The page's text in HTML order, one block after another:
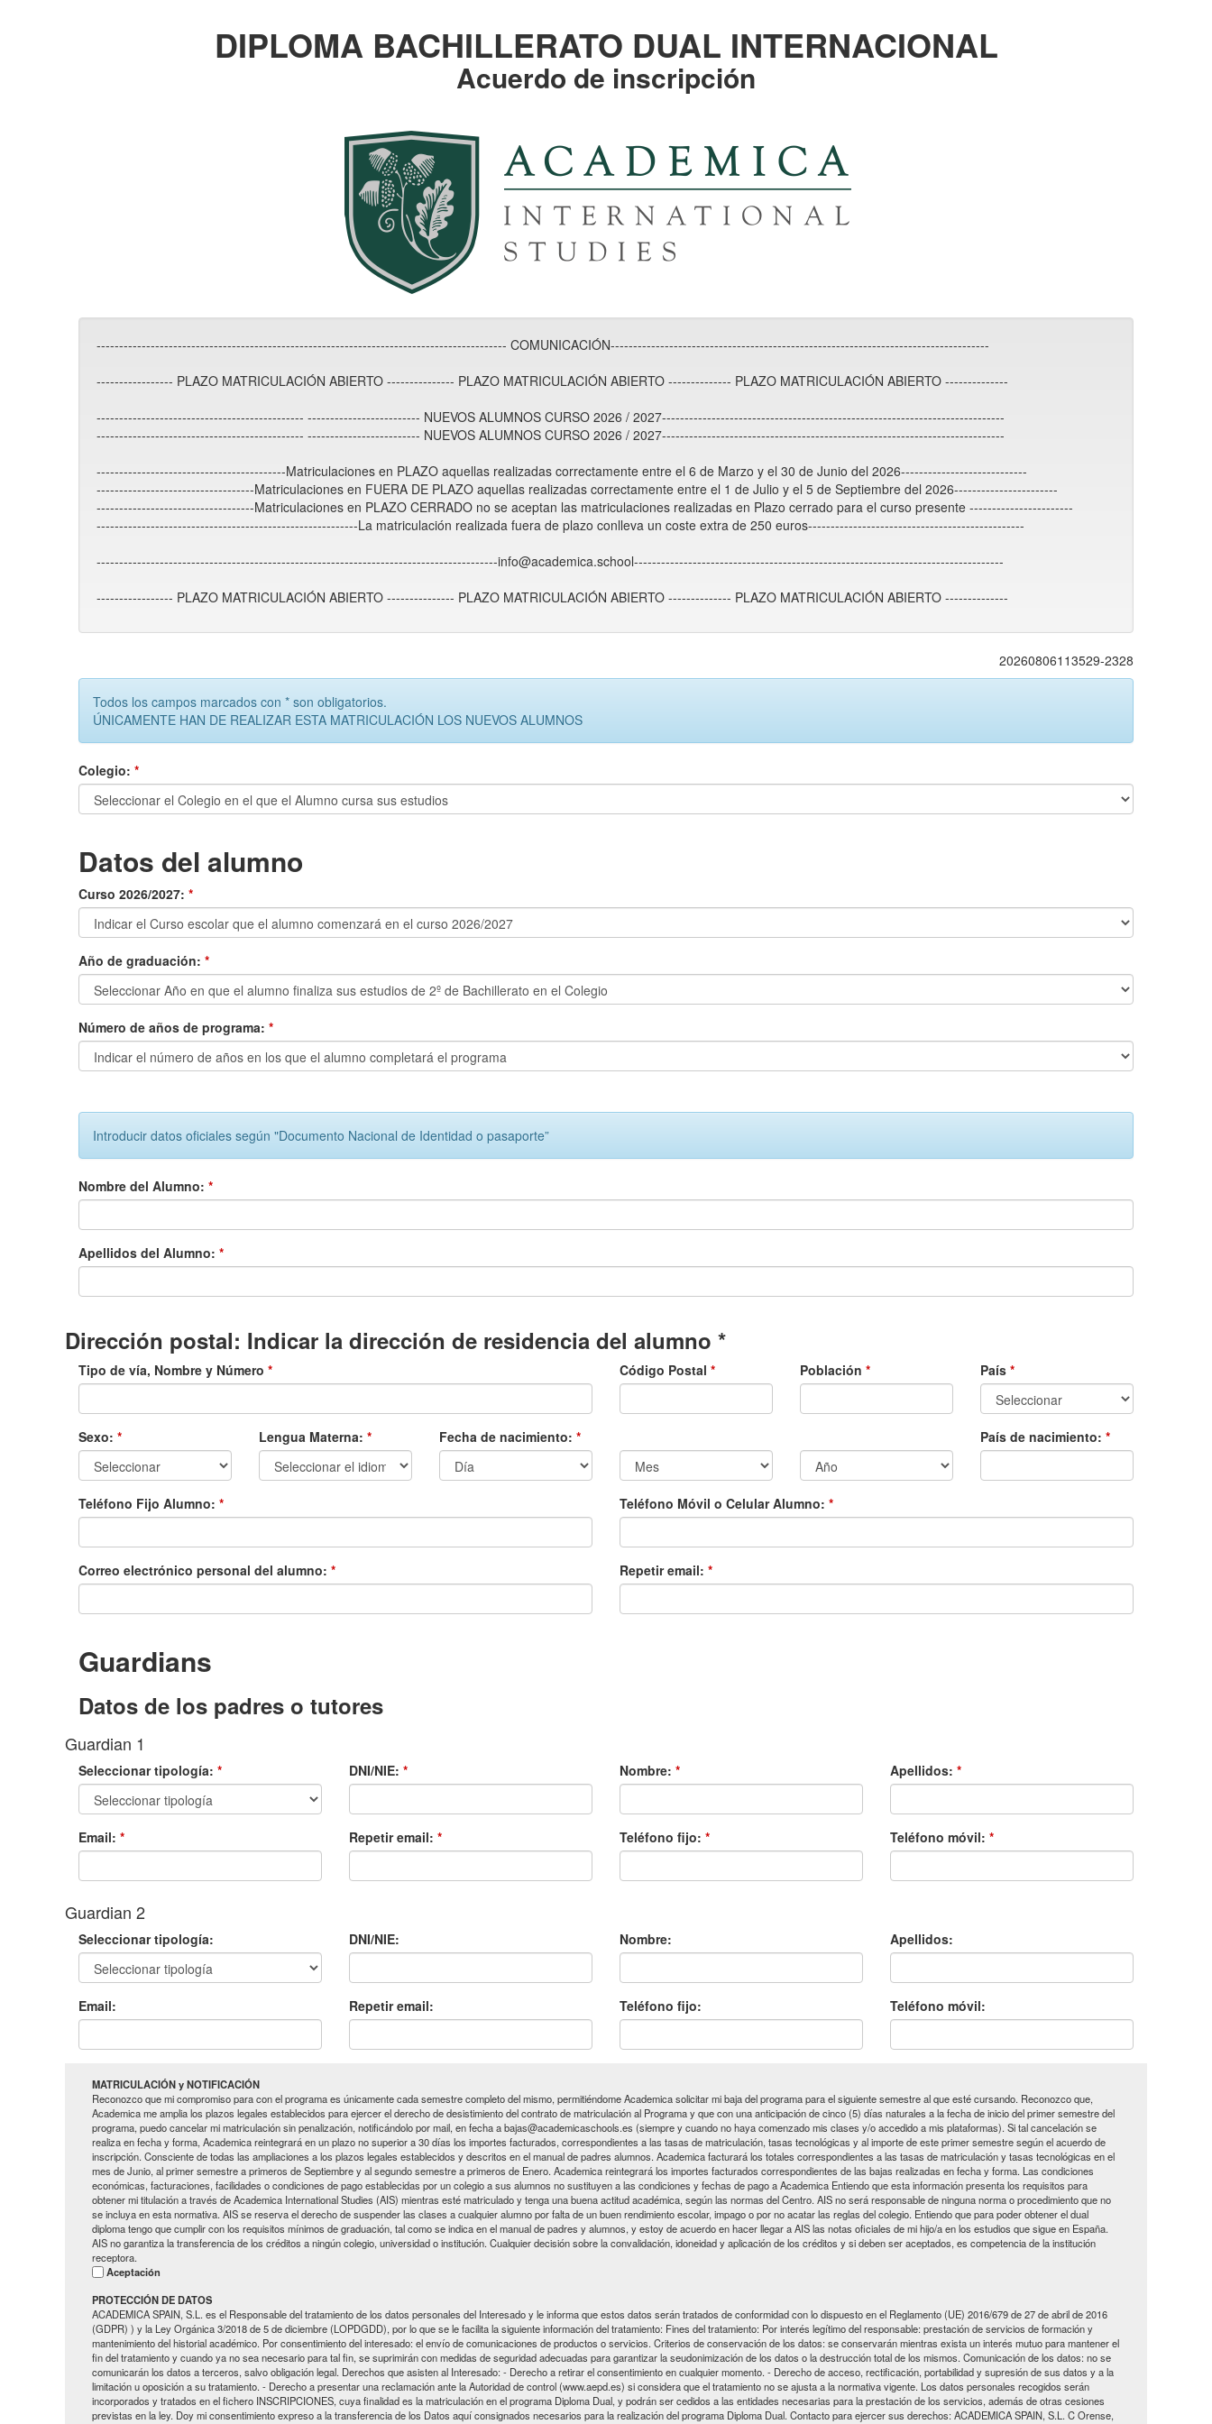
DIPLOMA BACHILLERATO DUAL INTERNACIONAL
Acuerdo de inscripción
------------------------------------------------------------------------------------------- COMUNICACIÓN------------------------------------------------------------------------------------
----------------- PLAZO MATRICULACIÓN ABIERTO --------------- PLAZO MATRICULACIÓN ABIERTO -------------- PLAZO MATRICULACIÓN ABIERTO --------------
---------------------------------------------- ------------------------- NUEVOS ALUMNOS CURSO 2026 / 2027----------------------------------------------------------------------------
---------------------------------------------- ------------------------- NUEVOS ALUMNOS CURSO 2026 / 2027----------------------------------------------------------------------------
------------------------------------------Matriculaciones en PLAZO aquellas realizadas correctamente entre el 6 de Marzo y el 30 de Junio del 2026----------------------------
-----------------------------------Matriculaciones en FUERA DE PLAZO aquellas realizadas correctamente entre el 1 de Julio y el 5 de Septiembre del 2026-----------------------
-----------------------------------Matriculaciones en PLAZO CERRADO no se aceptan las matriculaciones realizadas en Plazo cerrado para el curso presente -----------------------
----------------------------------------------------------La matriculación realizada fuera de plazo conlleva un coste extra de 250 euros------------------------------------------------
-----------------------------------------------------------------------------------------info@academica.school----------------------------------------------------------------------------------
----------------- PLAZO MATRICULACIÓN ABIERTO --------------- PLAZO MATRICULACIÓN ABIERTO -------------- PLAZO MATRICULACIÓN ABIERTO --------------
20260806113529-2328
Todos los campos marcados con * son obligatorios.
ÚNICAMENTE HAN DE REALIZAR ESTA MATRICULACIÓN LOS NUEVOS ALUMNOS
Colegio: *
Datos del alumno
Curso 2026/2027: *
Año de graduación: *
Número de años de programa: *
Introducir datos oficiales según "Documento Nacional de Identidad o pasaporte”
Nombre del Alumno: *
Apellidos del Alumno: *
Dirección postal: Indicar la dirección de residencia del alumno *
Tipo de vía, Nombre y Número * Código Postal * Población * País *
Sexo: * Lengua Materna: * Fecha de nacimiento: * País de nacimiento: *
Teléfono Fijo Alumno: * Teléfono Móvil o Celular Alumno: *
Correo electrónico personal del alumno: * Repetir email: *
Guardians
Datos de los padres o tutores
Guardian 1
Seleccionar tipología: * DNI/NIE: * Nombre: * Apellidos: *
Email: * Repetir email: * Teléfono fijo: * Teléfono móvil: *
Guardian 2
Seleccionar tipología: DNI/NIE: Nombre: Apellidos:
Email: Repetir email: Teléfono fijo: Teléfono móvil:
MATRICULACIÓN y NOTIFICACIÓN
Reconozco que mi compromiso para con el programa es únicamente cada semestre completo del mismo, permitiéndome Academica solicitar mi baja del programa para el siguiente semestre al que esté cursando. Reconozco que,
Academica me amplia los plazos legales establecidos para ejercer el derecho de desistimiento del contrato de matriculación al Programa y que con una anticipación de cinco (5) días naturales a la fecha de inicio del primer semestre del
programa, puedo cancelar mi matriculación sin penalización, notificándolo por mail, en fecha a bajas@academicaschools.es (siempre y cuando no haya comenzado mis clases y/o accedido a mis plataformas). Si tal cancelación se
realiza en fecha y forma, Academica reintegrará en un plazo no superior a 30 días los importes facturados, correspondientes a las tasas de matriculación, tasas tecnológicas y al importe de este primer semestre según el acuerdo de
inscripción. Consciente de todas las ampliaciones a los plazos legales establecidos y descritos en el manual de padres alumnos. Academica facturará los totales correspondientes a las tasas de matriculación y tasas tecnológicas en el
mes de Junio, al primer semestre a primeros de Septiembre y al segundo semestre a primeros de Enero. Academica reintegrará los importes facturados correspondientes de las bajas realizadas en fecha y forma. Las condiciones
económicas, facturaciones, facilidades o condiciones de pago establecidas por un colegio a sus alumnos no sustituyen a las condiciones y fechas de pago a Academica Entiendo que esta información presenta los requisitos para
obtener mi titulación a través de Academica International Studies (AIS) mientras esté matriculado y tenga una buena actitud académica, según las normas del Centro. AIS no será responsable de ninguna norma o procedimiento que no
se incluya en esta normativa. AIS se reserva el derecho de suspender las clases a cualquier alumno por falta de un buen rendimiento escolar, impago o por no acatar las reglas del colegio. Entiendo que para poder obtener el dual
diploma tengo que cumplir con los requisitos mínimos de graduación, tal como se indica en el manual de padres y alumnos, y estoy de acuerdo en hacer llegar a AIS las notas oficiales de mi hijo/a en los estudios que sigue en España.
AIS no garantiza la transferencia de los créditos a ningún colegio, universidad o institución. Cualquier decisión sobre la convalidación, idoneidad y aplicación de los créditos y si deben ser aceptados, es competencia de la institución
receptora.
Aceptación
PROTECCIÓN DE DATOS
ACADEMICA SPAIN, S.L. es el Responsable del tratamiento de los datos personales del Interesado y le informa que estos datos serán tratados de conformidad con lo dispuesto en el Reglamento (UE) 2016/679 de 27 de abril de 2016
(GDPR) ) y la Ley Orgánica 3/2018 de 5 de diciembre (LOPDGDD), por lo que se le facilita la siguiente información del tratamiento: Fines del tratamiento: Por interés legítimo del responsable: prestación de servicios de formación y
mantenimiento del historial académico. Por consentimiento del interesado: el envío de comunicaciones de productos o servicios. Criterios de conservación de los datos: se conservarán mientras exista un interés mutuo para mantener el
fin del tratamiento y cuando ya no sea necesario para tal fin, se suprimirán con medidas de seguridad adecuadas para garantizar la seudonimización de los datos o la destrucción total de los mismos. Comunicación de los datos: no se
comunicarán los datos a terceros, salvo obligación legal. Derechos que asisten al Interesado: - Derecho a retirar el consentimiento en cualquier momento. - Derecho de acceso, rectificación, portabilidad y supresión de sus datos y a la
limitación u oposición a su tratamiento. - Derecho a presentar una reclamación ante la Autoridad de control (www.aepd.es) si considera que el tratamiento no se ajusta a la normativa vigente. Los datos personales recogidos serán
incorporados y tratados en el fichero INSCRIPCIONES, cuya finalidad es la matriculación en el programa Diploma Dual, y podrán ser cedidos a las entidades necesarias para la prestación de los servicios, además de otras cesiones
previstas en la ley. Doy mi consentimiento expreso a la transferencia de los Datos aquí consignados necesarios para la realización del programa Diploma Dual. Contacto para ejercer sus derechos: ACADEMICA SPAIN, S.L. C Orense,